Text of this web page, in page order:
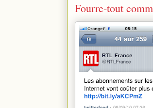
Fourre-tout